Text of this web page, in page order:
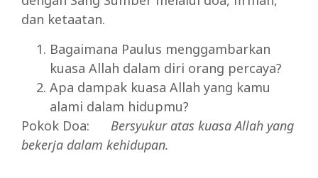
dan ketaatan.
Bagaimana Paulus menggambarkan
kuasa Allah dalam diri orang percaya?
Apa dampak kuasa Allah yang kamu
alami dalam hidupmu?
Pokok Doa: Bersyukuratas kuasa Allah yang
bekerja dalam kehidupan.